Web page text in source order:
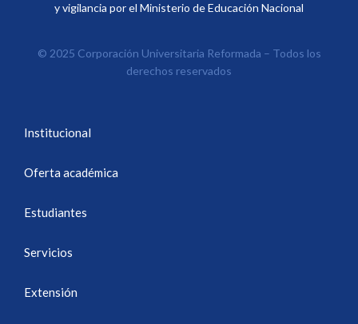
y vigilancia por el Ministerio de Educación Nacional
© 2025 Corporación Universitaria Reformada – Todos los
derechos reservados
Institucional
Oferta académica
Estudiantes
Servicios
Extensión